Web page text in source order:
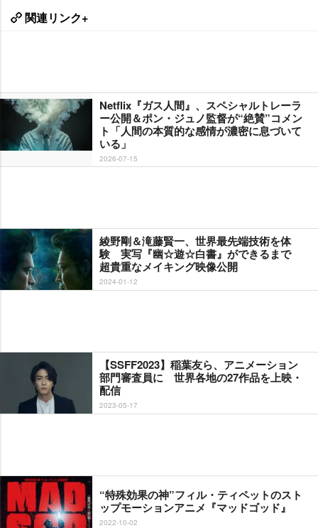
関連リンク+
Netflix『ガス人間』、スペシャルトレーラ
ー公開＆ポン・ジュノ監督が“絶賛”コメン
ト「人間の本質的な感情が濃密に息づいて
いる」
2026-07-15
綾野剛＆滝藤賢一、世界最先端技術を体
験 実写『幽☆遊☆白書』ができるまで
超貴重なメイキング映像公開
2024-01-12
【SSFF2023】稲葉友ら、アニメーション
部門審査員に 世界各地の27作品を上映・
配信
2023-05-17
“特殊効果の神”フィル・ティペットのスト
ップモーションアニメ『マッドゴッド』
2022-10-02